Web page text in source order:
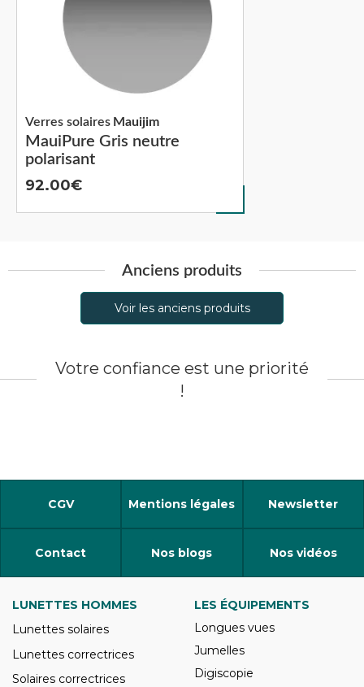
MauiPure Gris neutre
polarisant
Verres solaires Mauijim
92.00
Anciens produits
Voir les anciens produits
Votre confiance est une priorité
!
CGV Mentions légales Newsletter
Contact Nos blogs Nos vidéos
LUNETTES HOMMES
Lunettes solaires
Lunettes correctrices
Solaires correctrices
LES ÉQUIPEMENTS
Longues vues
Jumelles
Digiscopie